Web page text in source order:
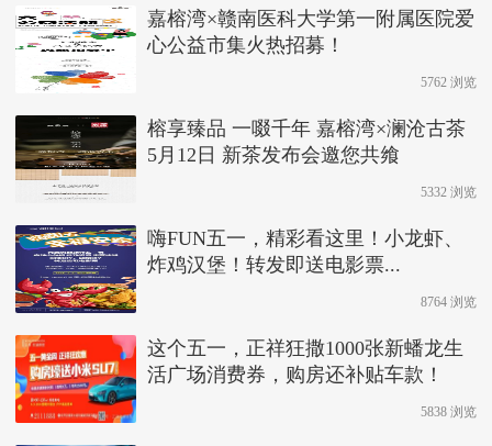
嘉榕湾×赣南医科大学第一附属医院爱
心公益市集火热招募！
5762 浏览
榕享臻品 一啜千年 嘉榕湾×澜沧古茶
5月12日 新茶发布会邀您共飨
5332 浏览
嗨FUN五一，精彩看这里！小龙虾、
炸鸡汉堡！转发即送电影票...
8764 浏览
这个五一，正祥狂撒1000张新蟠龙生
活广场消费券，购房还补贴车款！
5838 浏览